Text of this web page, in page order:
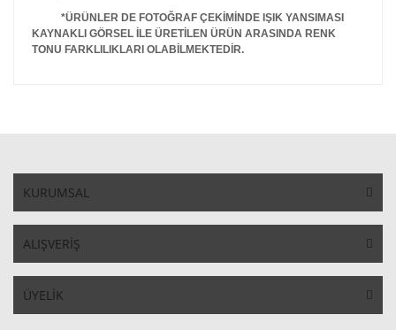
*ÜRÜNLER DE FOTOĞRAF ÇEKİMİNDE IŞIK YANSIMASI
KAYNAKLI GÖRSEL İLE ÜRETİLEN ÜRÜN ARASINDA RENK
TONU FARKLILIKLARI OLABİLMEKTEDİR.
KURUMSAL
ALIŞVERİŞ
ÜYELİK